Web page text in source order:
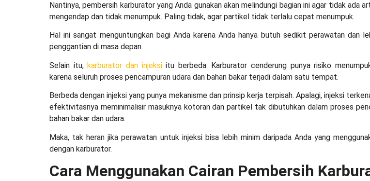
Nantinya,pembersih karburator yang Anda gunakan akan melindungi bagian ini agar tidak ada
mengendap dan tidak menumpuk. Paling tidak, agar partikel tidak terlalu cepat menumpuk.
Hal ini sangat menguntungkan bagi Anda karena Anda hanya butuh sedikit perawatan dan
penggantian di masa depan.
Selain itu,karburator dan injeksiitu berbeda. Karburator cenderung punya risiko
karena seluruh proses pencampuran udara dan bahan bakar terjadi dalam satu tempat.
Berbeda dengan injeksi yang punya mekanisme dan prinsip kerja terpisah. Apalagi, injeksi
efektivitasnya meminimalisir masuknya kotoran dan partikel tak dibutuhkan dalam proses
bahan bakar dan udara.
Maka, tak heran jika perawatan untuk injeksi bisa lebih minim daripada Anda yang
dengan karburator.
Cara Menggunakan Cairan Pembersih